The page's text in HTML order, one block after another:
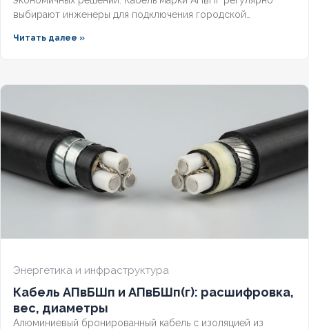
выбирают инженеры для подключения городской
Читать далее »
Энергетика и инфраструктура
Кабель АПвБШп и АПвБШп(г): расшифровка,
вес, диаметры
Алюминиевый бронированный кабель с изоляцией из